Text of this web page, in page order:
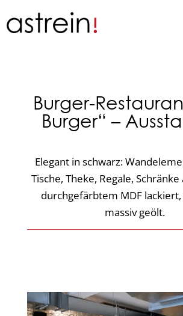
Burger-
Burger“ –
Elegant in schwarz:
Tische, Theke, Regale,
durchgefärbtem MDF lackiert,
massiv geölt.